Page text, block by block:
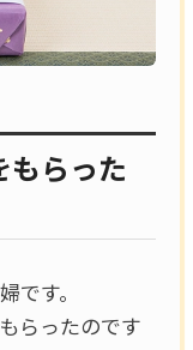
もらった
です。
らったのです